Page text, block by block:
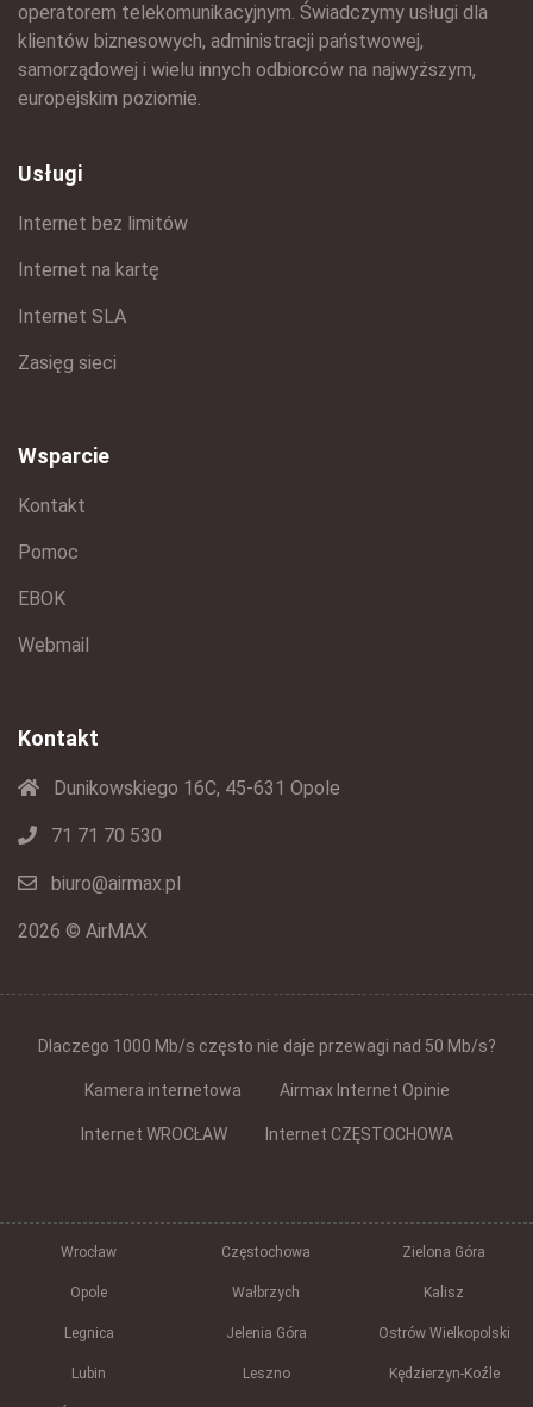
operatorem telekomunikacyjnym. Świadczymy usługi dla
klientów biznesowych, administracji państwowej,
samorządowej i wielu innych odbiorców na najwyższym,
europejskim poziomie.
Usługi
Internet bez limitów
Internet na kartę
Internet SLA
Zasięg sieci
Wsparcie
Kontakt
Pomoc
EBOK
Webmail
Kontakt
Dunikowskiego 16C, 45-631 Opole
71 71 70 530
biuro@airmax.pl
2026 © AirMAX
Dlaczego 1000 Mb/s często nie daje przewagi nad 50 Mb/s?
Kamera internetowa Airmax Internet Opinie
Internet WROCŁAW Internet CZĘSTOCHOWA
Wrocław Częstochowa Zielona Góra
Opole Wałbrzych Kalisz
Legnica Jelenia Góra Ostrów Wielkopolski
Lubin Leszno Kędzierzyn-Koźle